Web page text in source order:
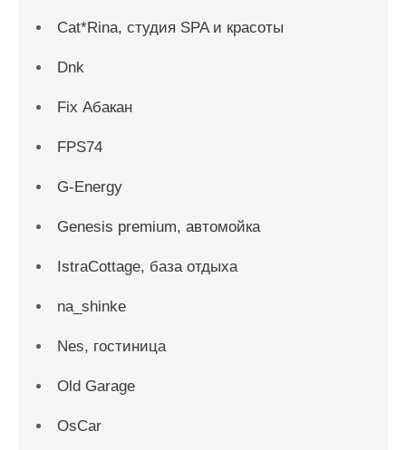
Cat*Rina, студия SPA и красоты
Dnk
Fix Абакан
FPS74
G-Energy
Genesis premium, автомойка
IstraCottage, база отдыха
na_shinke
Nes, гостиница
Old Garage
OsCar